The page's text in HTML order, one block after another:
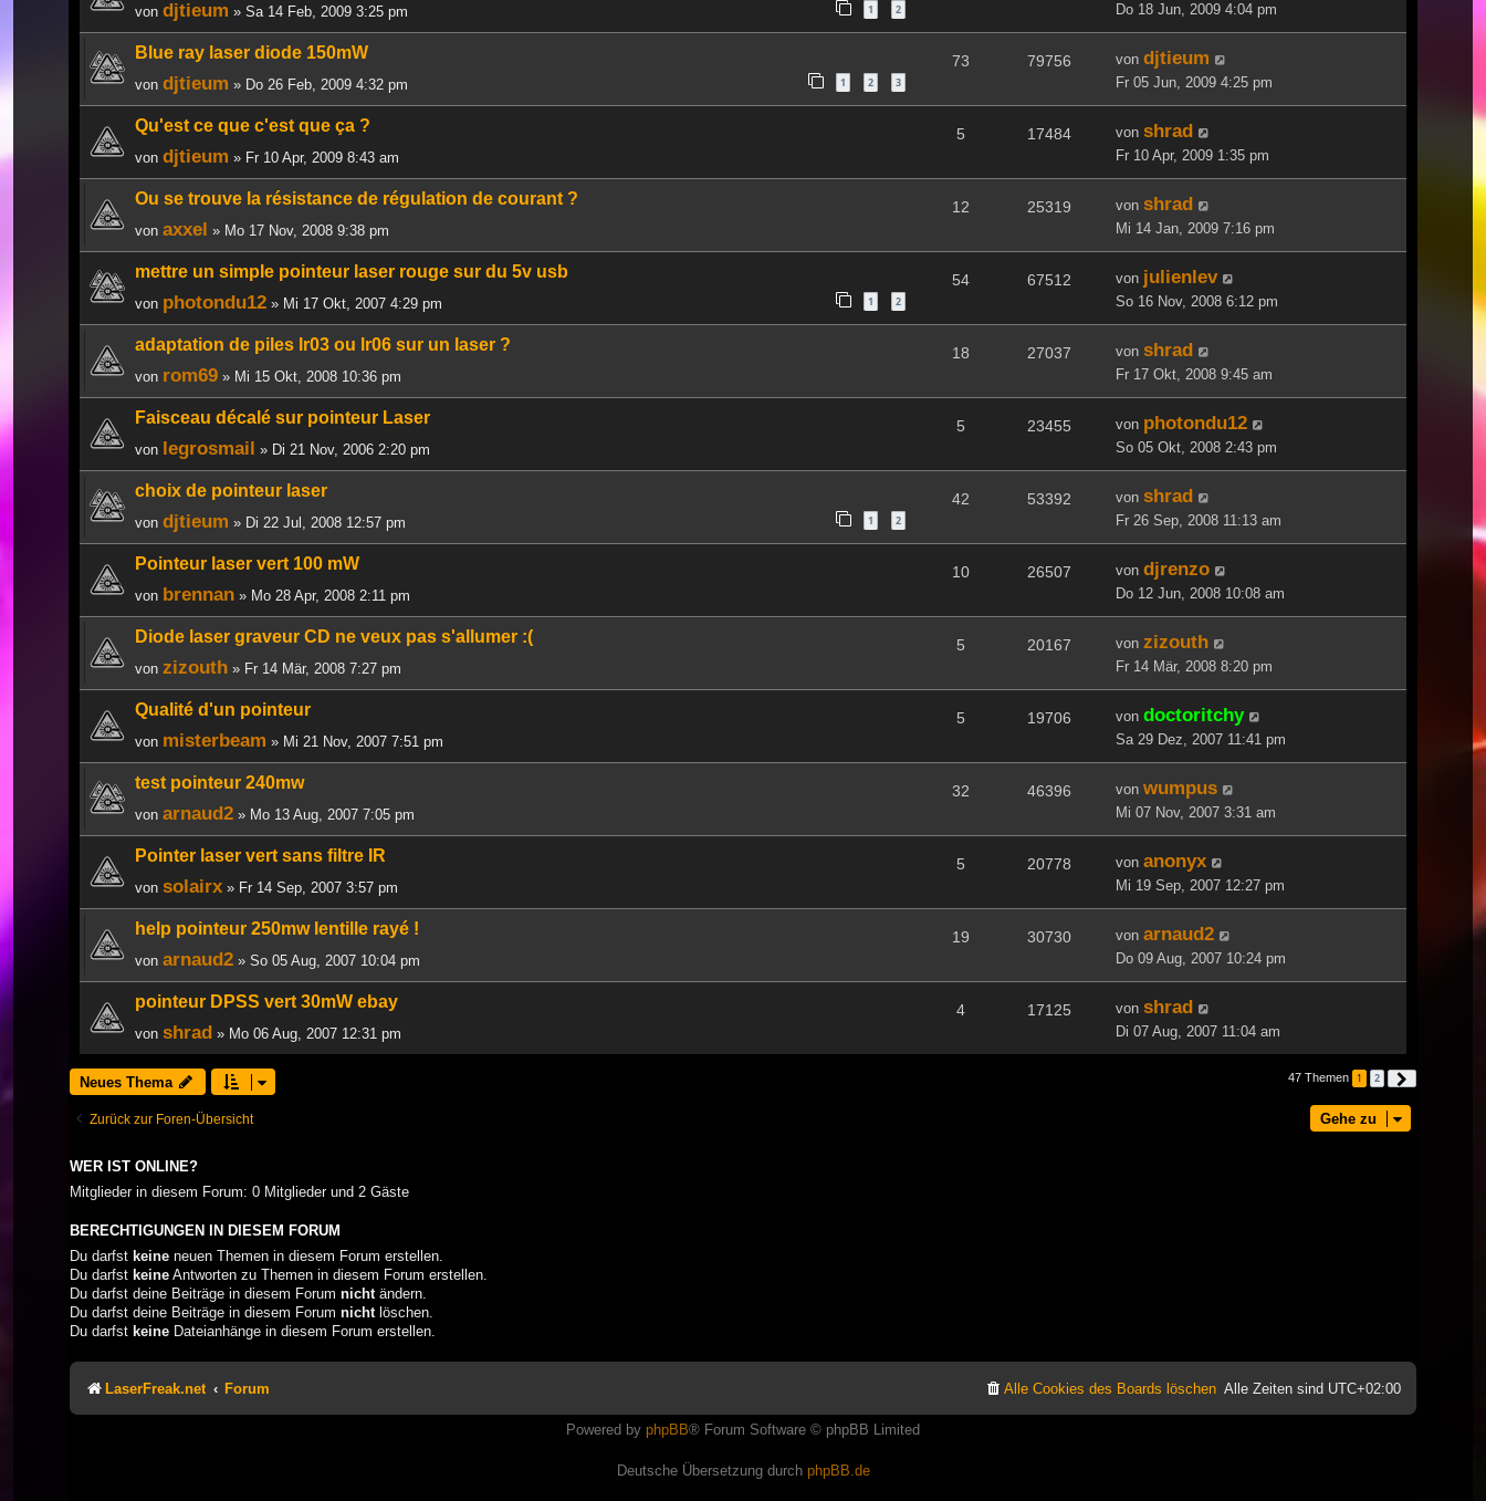
von djtieum » Sa 14 Feb, 2009 3:25 pm 1 2 Do 18 Jun, 2009 4:04 pm
Blue ray laser diode 150mW
von djtieum » Do 26 Feb, 2009 4:32 pm 1 2 3
73 79756 von djtieum
Fr 05 Jun, 2009 4:25 pm
Qu'est ce que c'est que ça ?
von djtieum » Fr 10 Apr, 2009 8:43 am
5 17484 von shrad
Fr 10 Apr, 2009 1:35 pm
Ou se trouve la résistance de régulation de courant ?
von axxel » Mo 17 Nov, 2008 9:38 pm
12 25319 von shrad
Mi 14 Jan, 2009 7:16 pm
mettre un simple pointeur laser rouge sur du 5v usb
von photondu12 » Mi 17 Okt, 2007 4:29 pm 1 2
54 67512 von julienlev
So 16 Nov, 2008 6:12 pm
adaptation de piles lr03 ou lr06 sur un laser ?
von rom69 » Mi 15 Okt, 2008 10:36 pm
18 27037 von shrad
Fr 17 Okt, 2008 9:45 am
Faisceau décalé sur pointeur Laser
von legrosmail » Di 21 Nov, 2006 2:20 pm
5 23455 von photondu12
So 05 Okt, 2008 2:43 pm
choix de pointeur laser
von djtieum » Di 22 Jul, 2008 12:57 pm 1 2
42 53392 von shrad
Fr 26 Sep, 2008 11:13 am
Pointeur laser vert 100 mW
von brennan » Mo 28 Apr, 2008 2:11 pm
10 26507 von djrenzo
Do 12 Jun, 2008 10:08 am
Diode laser graveur CD ne veux pas s'allumer :(
von zizouth » Fr 14 Mär, 2008 7:27 pm
5 20167 von zizouth
Fr 14 Mär, 2008 8:20 pm
Qualité d'un pointeur
von misterbeam » Mi 21 Nov, 2007 7:51 pm
5 19706 von doctoritchy
Sa 29 Dez, 2007 11:41 pm
test pointeur 240mw
von arnaud2 » Mo 13 Aug, 2007 7:05 pm
32 46396 von wumpus
Mi 07 Nov, 2007 3:31 am
Pointer laser vert sans filtre IR
von solairx » Fr 14 Sep, 2007 3:57 pm
5 20778 von anonyx
Mi 19 Sep, 2007 12:27 pm
help pointeur 250mw lentille rayé !
von arnaud2 » So 05 Aug, 2007 10:04 pm
19 30730 von arnaud2
Do 09 Aug, 2007 10:24 pm
pointeur DPSS vert 30mW ebay
von shrad » Mo 06 Aug, 2007 12:31 pm
4 17125 von shrad
Di 07 Aug, 2007 11:04 am
Neues Thema 47 Themen 1 2
Zurück zur Foren-Übersicht Gehe zu
WER IST ONLINE?
Mitglieder in diesem Forum: 0 Mitglieder und 2 Gäste
BERECHTIGUNGEN IN DIESEM FORUM
Du darfst keine neuen Themen in diesem Forum erstellen.
Du darfst keine Antworten zu Themen in diesem Forum erstellen.
Du darfst deine Beiträge in diesem Forum nicht ändern.
Du darfst deine Beiträge in diesem Forum nicht löschen.
Du darfst keine Dateianhänge in diesem Forum erstellen.
LaserFreak.net Forum Alle Zeiten sind UTC+02:00
Alle Cookies des Boards löschen
Powered by phpBB® Forum Software © phpBB Limited
Deutsche Übersetzung durch phpBB.de